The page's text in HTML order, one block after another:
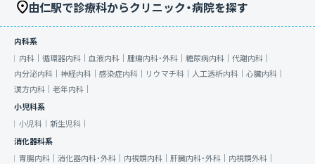
由仁駅で診療科からクリニック・病院を探す
内科系
内科｜ 循環器内科｜ 血液内科｜ 腫瘍内科・外科｜ 糖尿病内科｜ 代謝内科｜
内分泌内科｜ 神経内科｜ 感染症内科｜ リウマチ科｜ 人工透析内科｜ 心臓内科｜
漢方内科｜ 老年内科｜
小児科系
小児科｜ 新生児科｜
消化器科系
胃腸内科｜ 消化器内科・外科｜ 内視鏡内科｜ 肝臓内科・外科｜ 内視鏡外科｜